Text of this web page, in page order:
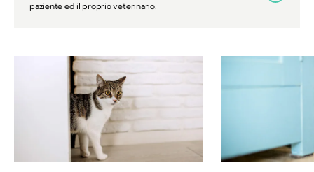
paziente ed il proprio veterinario.